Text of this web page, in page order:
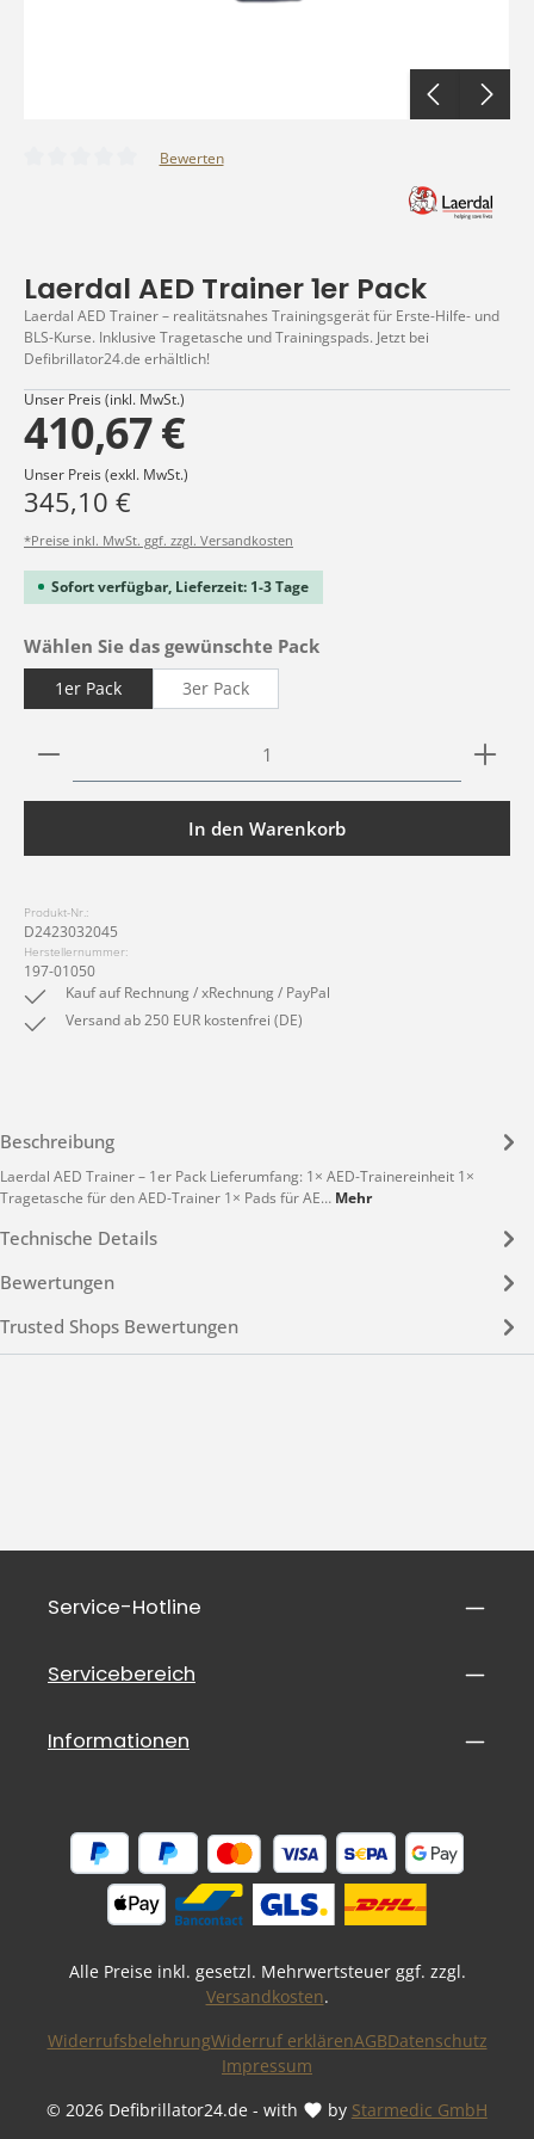
Bewerten
Laerdal AED Trainer 1er Pack
Laerdal AED Trainer – realitätsnahes Trainingsgerät für Erste-Hilfe- und
BLS-Kurse. Inklusive Tragetasche und Trainingspads. Jetzt bei
Defibrillator24.de erhältlich!
Unser Preis (inkl. MwSt.)
410,67 €
Unser Preis (exkl. MwSt.)
345,10 €
*Preise inkl. MwSt. ggf. zzgl. Versandkosten
Sofort verfügbar, Lieferzeit: 1-3 Tage
Wählen Sie das gewünschte Packauswählen
1er Pack 3er Pack
Produkt Anzahl: Gib den gewünschten Wert ein
In den Warenkorb
Produkt-Nr.:
D2423032045
Herstellernummer:
197-01050
Kauf auf Rechnung / xRechnung / PayPal
Versand ab 250 EUR kostenfrei (DE)
Beschreibung
Laerdal AED Trainer – 1er Pack Lieferumfang: 1× AED-Trainereinheit 1×
Tragetasche für den AED-Trainer 1× Pads für AE… Mehr
Technische Details
Bewertungen
Trusted Shops Bewertungen
Service-Hotline
Servicebereich
Informationen
Alle Preise inkl. gesetzl. Mehrwertsteuer ggf. zzgl.
Versandkosten.
© 2026 Defibrillator24.de - with by Starmedic GmbH
WiderrufsbelehrungWiderruf erklärenAGBDatenschutz
Impressum